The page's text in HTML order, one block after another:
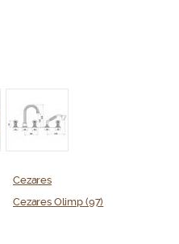
Cezares
Cezares Olimp (97)